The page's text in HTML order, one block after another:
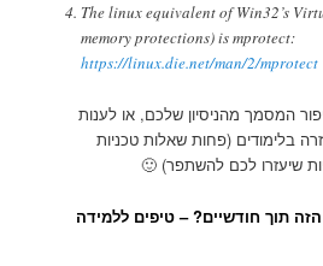
The linux equivalent of Win32’s
memory protections) is mprotect:
https://linux.die.net/man/2/mprotect
המסמך מהניסיון שלכם, או לענות
בלימודים (פחות שאלות טכניות
שיעזרו לכם להשתפר) 🙂
תוך חודשיים? – טיפים ללמידה